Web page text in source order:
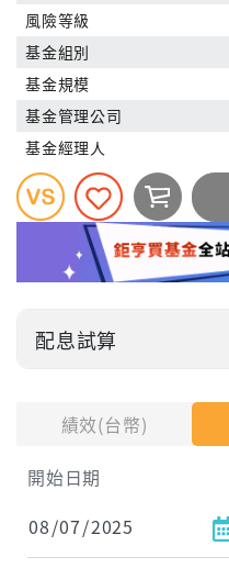
績效(台幣)
開始日期
風險等級
基金組別
基金規模
基金管理公司
基金經理人
配息試算
試算區間
1年